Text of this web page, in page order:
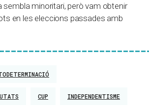
sembla minoritari, però vam obtenir
en les eleccions passades amb
CUP INDEPENDENTISME